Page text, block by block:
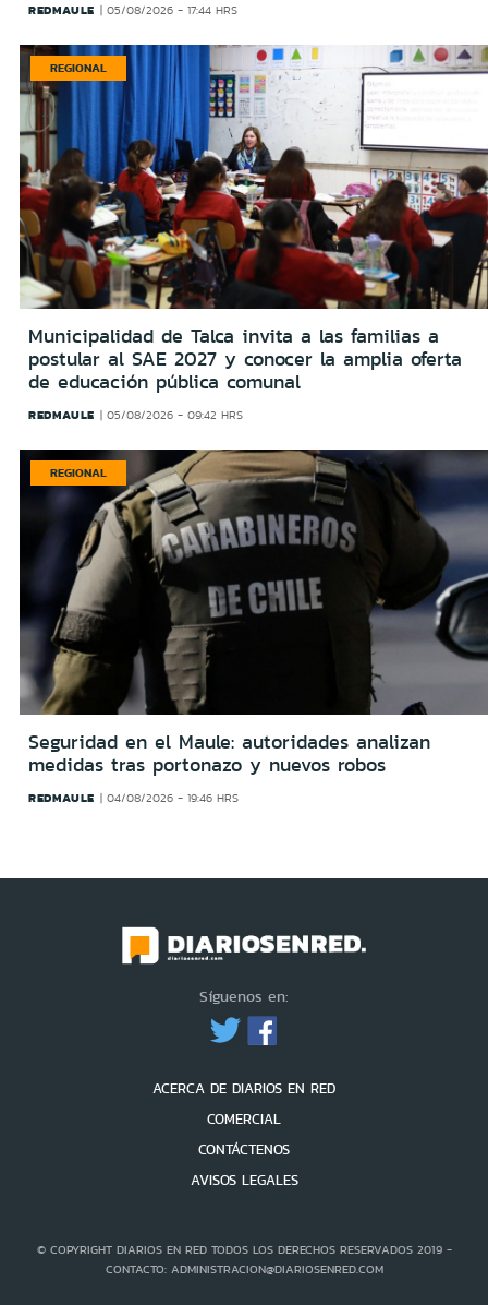
REDMAULE 05/08/2026 - 17:44 HRS
REGIONAL
Municipalidad de Talca invita a las familias a
postular al SAE 2027 y conocer la amplia oferta
de educación pública comunal
REDMAULE 05/08/2026 - 09:42 HRS
REGIONAL
Seguridad en el Maule: autoridades analizan
medidas tras portonazo y nuevos robos
REDMAULE 04/08/2026 - 19:46 HRS
Síguenos en:
ACERCA DE DIARIOS EN RED
COMERCIAL
CONTÁCTENOS
AVISOS LEGALES
© COPYRIGHT DIARIOS EN RED TODOS LOS DERECHOS RESERVADOS 2019 -
CONTACTO: ADMINISTRACION@DIARIOSENRED.COM